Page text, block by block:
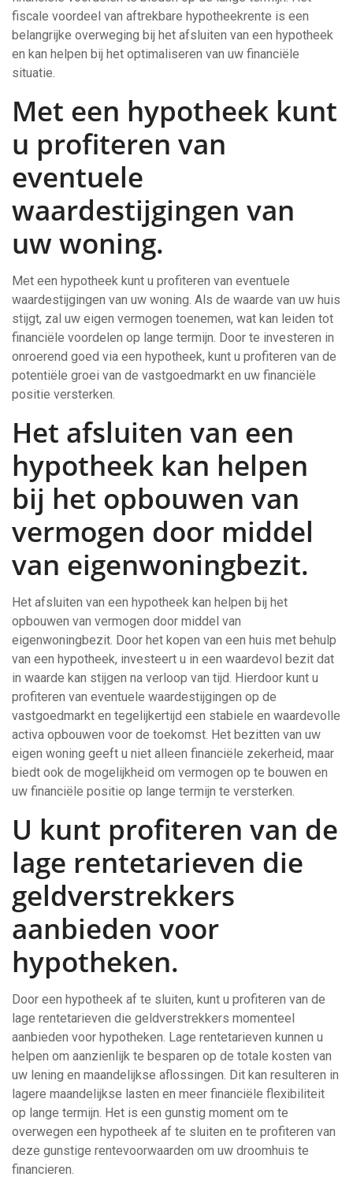
fiscale voordeel van aftrekbare hypotheekrente is een
belangrijke overweging bij het afsluiten van een hypotheek
en kan helpen bij het optimaliseren van uw financiële
situatie.
Met een hypotheek kunt
u profiteren van
eventuele
waardestijgingen van
uw woning.
Met een hypotheek kunt u profiteren van eventuele
waardestijgingen van uw woning. Als de waarde van uw huis
stijgt, zal uw eigen vermogen toenemen, wat kan leiden tot
financiële voordelen op lange termijn. Door te investeren in
onroerend goed via een hypotheek, kunt u profiteren van de
potentiële groei van de vastgoedmarkt en uw financiële
positie versterken.
Het afsluiten van een
hypotheek kan helpen
bij het opbouwen van
vermogen door middel
van eigenwoningbezit.
Het afsluiten van een hypotheek kan helpen bij het
opbouwen van vermogen door middel van
eigenwoningbezit. Door het kopen van een huis met behulp
van een hypotheek, investeert u in een waardevol bezit dat
in waarde kan stijgen na verloop van tijd. Hierdoor kunt u
profiteren van eventuele waardestijgingen op de
vastgoedmarkt en tegelijkertijd een stabiele en waardevolle
activa opbouwen voor de toekomst. Het bezitten van uw
eigen woning geeft u niet alleen financiële zekerheid, maar
biedt ook de mogelijkheid om vermogen op te bouwen en
uw financiële positie op lange termijn te versterken.
U kunt profiteren van de
lage rentetarieven die
geldverstrekkers
aanbieden voor
hypotheken.
Door een hypotheek af te sluiten, kunt u profiteren van de
lage rentetarieven die geldverstrekkers momenteel
aanbieden voor hypotheken. Lage rentetarieven kunnen u
helpen om aanzienlijk te besparen op de totale kosten van
uw lening en maandelijkse aflossingen. Dit kan resulteren in
lagere maandelijkse lasten en meer financiële flexibiliteit
op lange termijn. Het is een gunstig moment om te
overwegen een hypotheek af te sluiten en te profiteren van
deze gunstige rentevoorwaarden om uw droomhuis te
financieren.